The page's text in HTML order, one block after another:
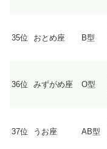
35位 おとめ座 B型
36位 みずがめ座 O型
37位 うお座 AB型